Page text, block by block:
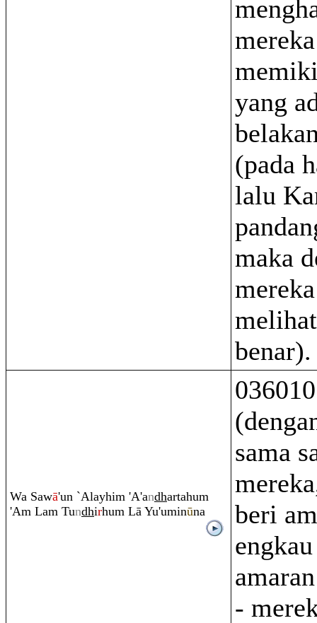
yang
(pada
lalu
maka
benar).
Wa Sawā'un `Alayhim 'A'andhartahum
'Am Lam Tundhirhum Lā Yu'uminūna
sama
beri
-